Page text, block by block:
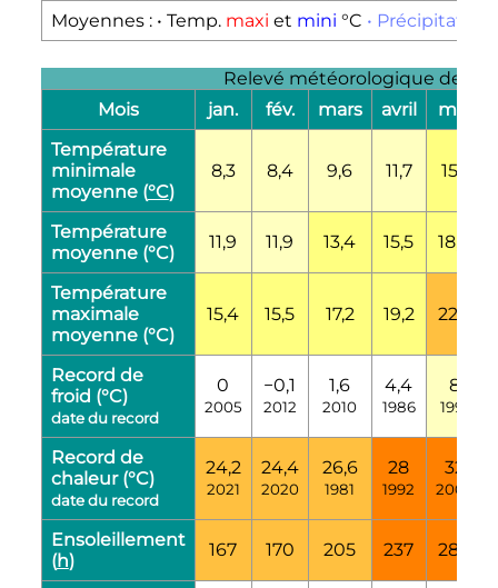
Moyennes : • Temp. maxi et mini °C • Précipitation
Relevé météorologique de
Mois
jan. fév. mars avril mai
Température
minimale
moyenne (°C)
8,3 8,4 9,6 11,7 15,1
Température
moyenne (°C)
11,9 11,9 13,4 15,5 18,8
Température
maximale
moyenne (°C)
15,4 15,5 17,2 19,2 22,5
Record de
froid (°C)
date du record
0
2005
−0,1
2012
1,6
2010
4,4
1986
8
1991
Record de
chaleur (°C)
date du record
24,2
2021
24,4
2020
26,6
1981
28
1992
32
2009
Ensoleillement
(h)
167 170 205 237 284